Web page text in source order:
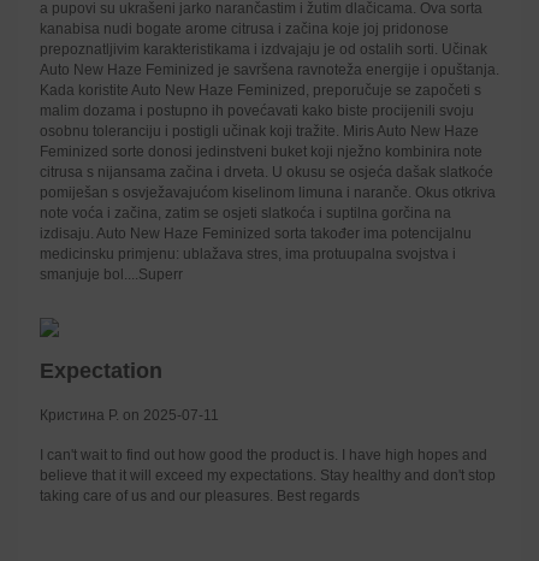
a pupovi su ukrašeni jarko narančastim i žutim dlačicama. Ova sorta
kanabisa nudi bogate arome citrusa i začina koje joj pridonose
prepoznatljivim karakteristikama i izdvajaju je od ostalih sorti. Učinak
Auto New Haze Feminized je savršena ravnoteža energije i opuštanja.
Kada koristite Auto New Haze Feminized, preporučuje se započeti s
malim dozama i postupno ih povećavati kako biste procijenili svoju
osobnu toleranciju i postigli učinak koji tražite. Miris Auto New Haze
Feminized sorte donosi jedinstveni buket koji nježno kombinira note
citrusa s nijansama začina i drveta. U okusu se osjeća dašak slatkoće
pomiješan s osvježavajućom kiselinom limuna i naranče. Okus otkriva
note voća i začina, zatim se osjeti slatkoća i suptilna gorčina na
izdisaju. Auto New Haze Feminized sorta također ima potencijalnu
medicinsku primjenu: ublažava stres, ima protuupalna svojstva i
smanjuje bol....Superr
Expectation
Кристина Р. on 2025-07-11
I can't wait to find out how good the product is. I have high hopes and
believe that it will exceed my expectations. Stay healthy and don't stop
taking care of us and our pleasures. Best regards